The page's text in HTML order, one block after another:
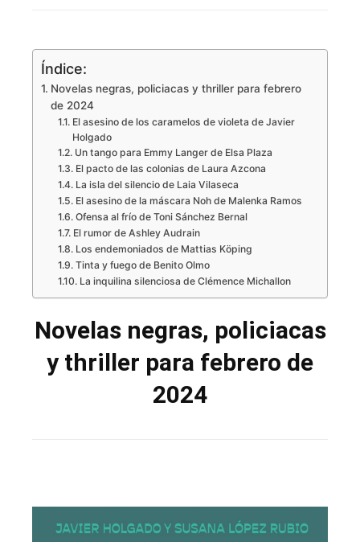
Índice:
Novelas negras, policiacas y thriller para febrero
de 2024
El asesino de los caramelos de violeta de Javier
Holgado
Un tango para Emmy Langer de Elsa Plaza
El pacto de las colonias de Laura Azcona
La isla del silencio de Laia Vilaseca
El asesino de la máscara Noh de Malenka Ramos
Ofensa al frío de Toni Sánchez Bernal
El rumor de Ashley Audrain
Los endemoniados de Mattias Köping
Tinta y fuego de Benito Olmo
La inquilina silenciosa de Clémence Michallon
Novelas negras, policiacas
y thriller para febrero de
2024